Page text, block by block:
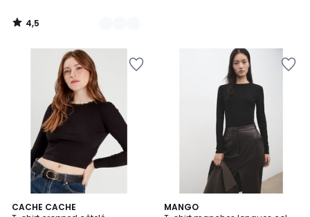
4,5
/
CACHE CACHE
3
MANGO
5
2